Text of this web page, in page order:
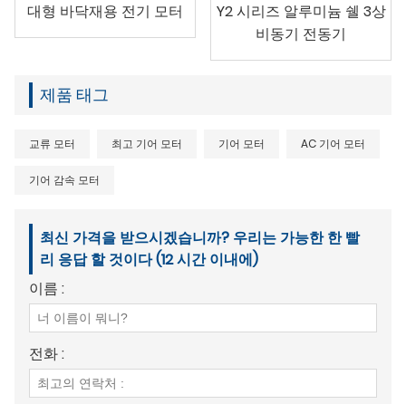
대형 바닥재용 전기 모터
Y2 시리즈 알루미늄 쉘 3상
비동기 전동기
제품 태그
교류 모터 최고 기어 모터 기어 모터 AC 기어 모터
기어 감속 모터
최신 가격을 받으시겠습니까? 우리는 가능한 한 빨
리 응답 할 것이다 (12 시간 이내에)
이름 :
전화 :